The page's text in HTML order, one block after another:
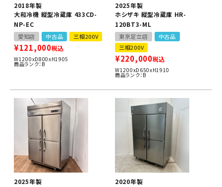
2018年製
大和冷機 縦型冷蔵庫 433CD-
NP-EC
愛知店 中古品 三相200V
¥121,000税込
W1200xD800xH1905
商品ランク：B
2025年製
ホシザキ 縦型冷蔵庫 HR-
120BT3-ML
東京足立店
中古品
三相200V
¥220,000税込
W1200xD650xH1910
商品ランク：B
2025年製
2020年製